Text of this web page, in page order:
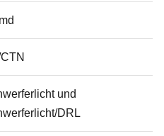
und
DRL